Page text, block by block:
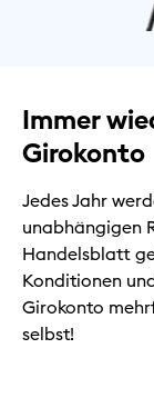
Immer
Girokonto
Jedes Jahr
unabhängigen
Handelsblatt
Konditionen
Girokonto
selbst!